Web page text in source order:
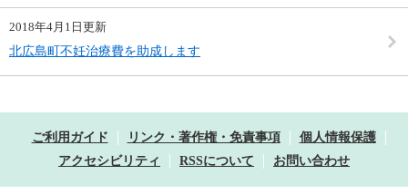
2018年4月1日更新
北広島町不妊治療費を助成します
ご利用ガイド リンク・著作権・免責事項
個人情報保護
アクセシビリティ
RSSについて お問い合わせ